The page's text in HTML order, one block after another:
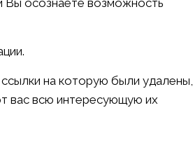
Вы осознаете возможность
на которую были
вас всю интересующую их